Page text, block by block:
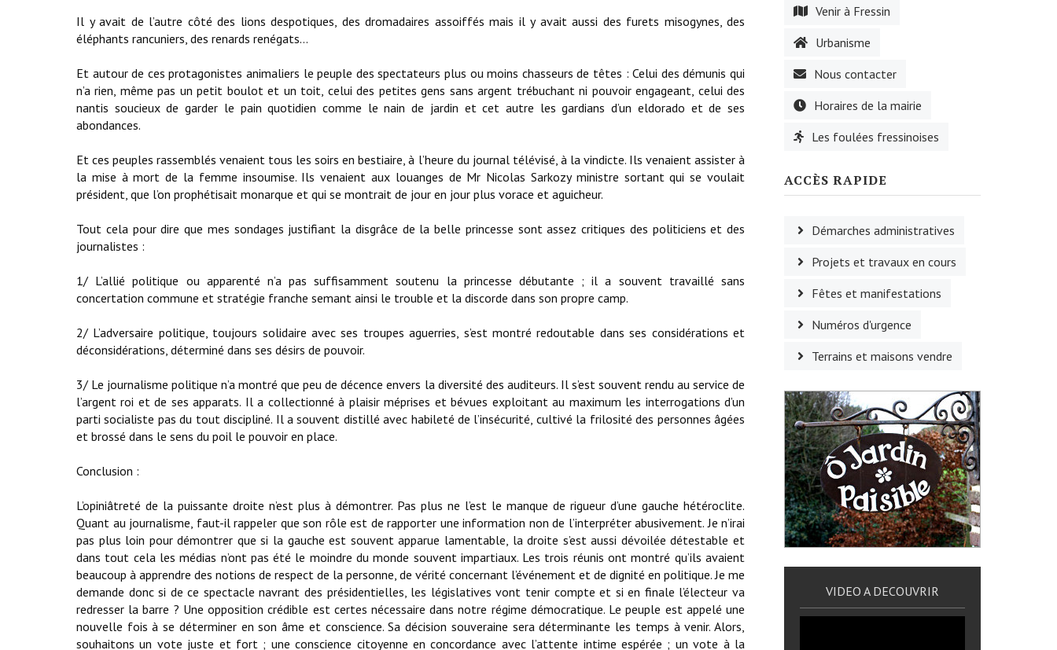
Il y avait de l’autre côté des lions despotiques, des dromadaires assoiffés mais il y avait aussi des furets misogynes, des
éléphants rancuniers, des renards renégats…
Et autour de ces protagonistes animaliers le peuple des spectateurs plus ou moins chasseurs de têtes : Celui des démunis qui
n’a rien, même pas un petit boulot et un toit, celui des petites gens sans argent trébuchant ni pouvoir engageant, celui des
nantis soucieux de garder le pain quotidien comme le nain de jardin et cet autre les gardians d’un eldorado et de ses
abondances.
Et ces peuples rassemblés venaient tous les soirs en bestiaire, à l’heure du journal télévisé, à la vindicte. Ils venaient assister à
la mise à mort de la femme insoumise. Ils venaient aux louanges de Mr Nicolas Sarkozy ministre sortant qui se voulait
président, que l’on prophétisait monarque et qui se montrait de jour en jour plus vorace et aguicheur.
Tout cela pour dire que mes sondages justifiant la disgrâce de la belle princesse sont assez critiques des politiciens et des
journalistes :
1/ L’allié politique ou apparenté n’a pas suffisamment soutenu la princesse débutante ; il a souvent travaillé sans
concertation commune et stratégie franche semant ainsi le trouble et la discorde dans son propre camp.
2/ L’adversaire politique, toujours solidaire avec ses troupes aguerries, s’est montré redoutable dans ses considérations et
déconsidérations, déterminé dans ses désirs de pouvoir.
3/ Le journalisme politique n’a montré que peu de décence envers la diversité des auditeurs. Il s’est souvent rendu au service de
l’argent roi et de ses apparats. Il a collectionné à plaisir méprises et bévues exploitant au maximum les interrogations d’un
parti socialiste pas du tout discipliné. Il a souvent distillé avec habileté de l’insécurité, cultivé la frilosité des personnes âgées
et brossé dans le sens du poil le pouvoir en place.
Conclusion :
L’opiniâtreté de la puissante droite n’est plus à démontrer. Pas plus ne l’est le manque de rigueur d’une gauche hétéroclite.
Quant au journalisme, faut-il rappeler que son rôle est de rapporter une information non de l’interpréter abusivement. Je n’irai
pas plus loin pour démontrer que si la gauche est souvent apparue lamentable, la droite s’est aussi dévoilée détestable et
dans tout cela les médias n’ont pas été le moindre du monde souvent impartiaux. Les trois réunis ont montré qu’ils avaient
beaucoup à apprendre des notions de respect de la personne, de vérité concernant l’événement et de dignité en politique. Je me
demande donc si de ce spectacle navrant des présidentielles, les législatives vont tenir compte et si en finale l’électeur va
redresser la barre ? Une opposition crédible est certes nécessaire dans notre régime démocratique. Le peuple est appelé une
nouvelle fois à se déterminer en son âme et conscience. Sa décision souveraine sera déterminante les temps à venir. Alors,
souhaitons un vote juste et fort ; une conscience citoyenne en concordance avec l’attente intime espérée ; un vote à la
Venir à Fressin
Urbanisme
Nous contacter
Horaires de la mairie
Les foulées fressinoises
ACCÈS RAPIDE
Démarches administratives
Projets et travaux en cours
Fêtes et manifestations
Numéros d'urgence
Terrains et maisons vendre
VIDEO A DECOUVRIR